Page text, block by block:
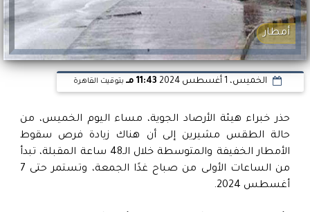
أمطار
الخميس، 1 أغسطس 2024 11:43 مـ بتوقيت القاهرة
حذر خبراء هيئة الأرصاد الجوية، مساء اليوم الخميس، من
حالة الطقس مشيرين إلى أن هناك زيادة فرص سقوط
الأمطار الخفيفة والمتوسطة خلال الـ48 ساعة المقبلة، تبدأ
من الساعات الأولى من صباح غدًا الجمعة، وتستمر حتى 7
أغسطس 2024.